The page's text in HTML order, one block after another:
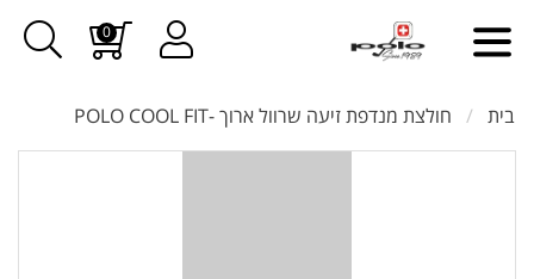
0
בית חולצת מנדפת זיעה שרוול ארוך -POLO COOL FIT